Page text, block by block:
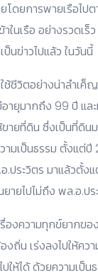
ดยการพายเรือไป
ในเรือ อย่างรวดเ
นข่าวไปแล้ว ในวันนี้
วิตอย่างน่าลำเค็ญ
ยุมากถึง 99 ปี แล
ยที่ดิน ซึ่งเป็นที่ดิน
ามเป็นธรรม ตั้งแ
.ประวิตร มาแล้วตั้
ยไปไม่ถึง พล.อ.ปร
รื่องความทุกข์ยาก
ถิ่น เร่งลงไปให้ค
ห้ได้ ด้วยความเป็น